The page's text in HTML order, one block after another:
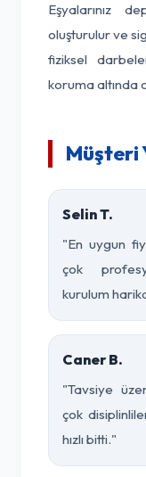
Eşyalarınız
oluşturulur ve
fiziksel
koruma altında
Müşteri
Selin T.
"En uygun
çok
kurulum
Caner B.
"Tavsiye
çok
hızlı bitti."